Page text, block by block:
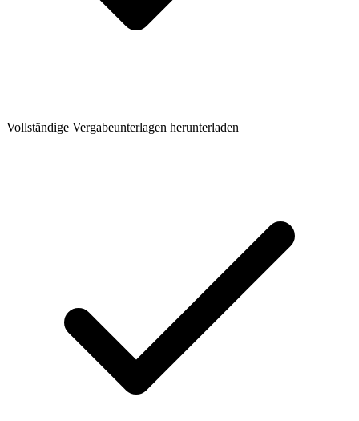
Vollständige Vergabeunterlagen herunterladen